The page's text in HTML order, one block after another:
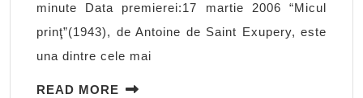
minute Data premierei:17 martie 2006 “Micul
prinţ”(1943), de Antoine de Saint Exupery, este
una dintre cele mai
READ MORE READ